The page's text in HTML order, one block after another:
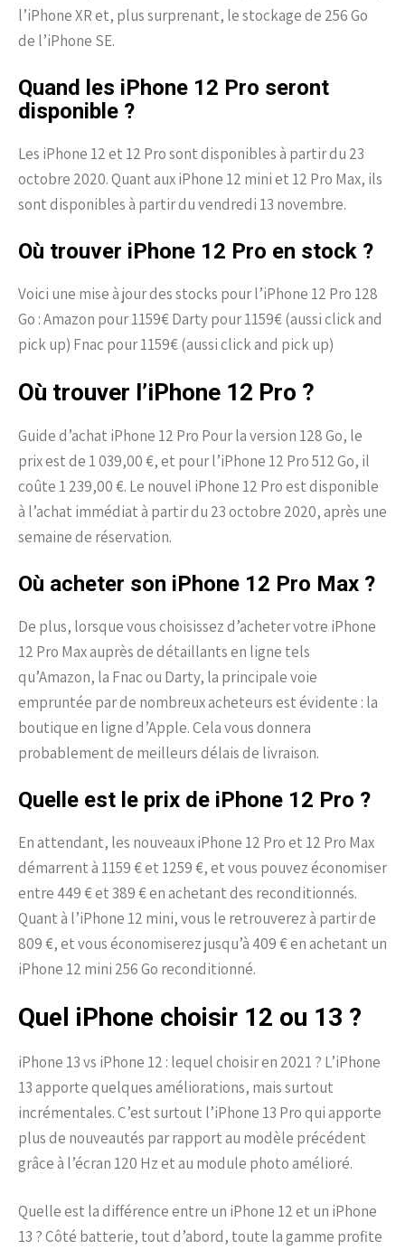
l’iPhone XR et, plus surprenant, le stockage de 256 Go
de l’iPhone SE.
Quand les iPhone 12 Pro seront
disponible ?
Les iPhone 12 et 12 Pro sont disponibles à partir du 23
octobre 2020. Quant aux iPhone 12 mini et 12 Pro Max, ils
sont disponibles à partir du vendredi 13 novembre.
Où trouver iPhone 12 Pro en stock ?
Voici une mise à jour des stocks pour l’iPhone 12 Pro 128
Go : Amazon pour 1159€ Darty pour 1159€ (aussi click and
pick up) Fnac pour 1159€ (aussi click and pick up)
Où trouver l’iPhone 12 Pro ?
Guide d’achat iPhone 12 Pro Pour la version 128 Go, le
prix est de 1 039,00 €, et pour l’iPhone 12 Pro 512 Go, il
coûte 1 239,00 €. Le nouvel iPhone 12 Pro est disponible
à l’achat immédiat à partir du 23 octobre 2020, après une
semaine de réservation.
Où acheter son iPhone 12 Pro Max ?
De plus, lorsque vous choisissez d’acheter votre iPhone
12 Pro Max auprès de détaillants en ligne tels
qu’Amazon, la Fnac ou Darty, la principale voie
empruntée par de nombreux acheteurs est évidente : la
boutique en ligne d’Apple. Cela vous donnera
probablement de meilleurs délais de livraison.
Quelle est le prix de iPhone 12 Pro ?
En attendant, les nouveaux iPhone 12 Pro et 12 Pro Max
démarrent à 1159 € et 1259 €, et vous pouvez économiser
entre 449 € et 389 € en achetant des reconditionnés.
Quant à l’iPhone 12 mini, vous le retrouverez à partir de
809 €, et vous économiserez jusqu’à 409 € en achetant un
iPhone 12 mini 256 Go reconditionné.
Quel iPhone choisir 12 ou 13 ?
iPhone 13 vs iPhone 12 : lequel choisir en 2021 ? L’iPhone
13 apporte quelques améliorations, mais surtout
incrémentales. C’est surtout l’iPhone 13 Pro qui apporte
plus de nouveautés par rapport au modèle précédent
grâce à l’écran 120 Hz et au module photo amélioré.
Quelle est la différence entre un iPhone 12 et un iPhone
13 ? Côté batterie, tout d’abord, toute la gamme profite